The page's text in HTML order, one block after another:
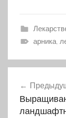
арника,
по